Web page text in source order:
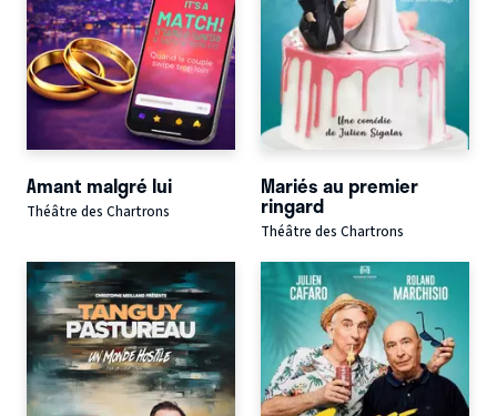
Amant malgré lui
Théâtre des Chartrons
Mariés au premier
ringard
Théâtre des Chartrons